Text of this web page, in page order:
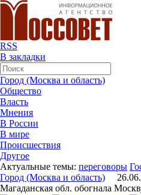
RSS
В закладки
Город (Москва и область)
Общество
Власть
Мнения
В России
В мире
Происшествия
Другое
Актуальные темы: переговоры
Город (Москва и область)
Магаданская обл. обогнала